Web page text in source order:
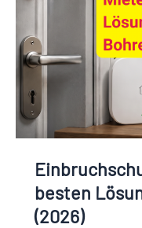
besten
(2026)
Lösungen
ohne
Bohren
(2026)